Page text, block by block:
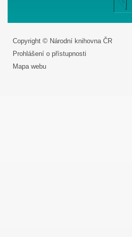
Copyright © Národní knihovna ČR
Prohlášení o přístupnosti
Mapa webu